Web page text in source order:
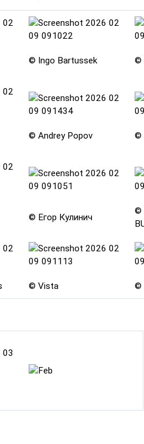
© Ingo Bartussek ©
© Andrey Popov ©
© Егор Кулинич
©
© Vista ©